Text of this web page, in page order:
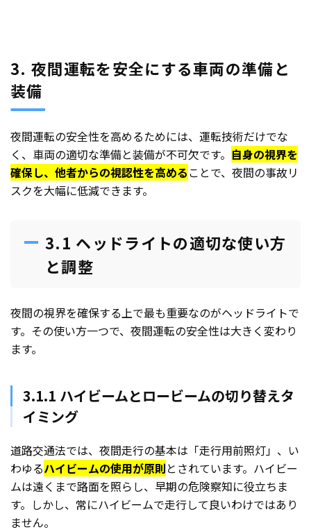
3. 夜間運転を安全にする車両の準備と
装備
夜間運転の安全性を高めるためには、運転技術だけでな
く、車両の適切な準備と装備が不可欠です。 自身の視界を
確保し、他者からの視認性を高めることで、夜間の事故リ
スクを大幅に低減できます。
3.1 ヘッドライトの適切な使い方
と調整
夜間の視界を確保する上で最も重要なのがヘッドライトで
す。その使い方一つで、夜間運転の安全性は大きく変わり
ます。
3.1.1 ハイビームとロービームの切り替えタ
イミング
道路交通法では、夜間走行の基本は「走行用前照灯」、い
わゆるハイビームの使用が原則とされています。ハイビー
ムは遠くまで路面を照らし、早期の危険察知に役立ちま
す。しかし、常にハイビームで走行して良いわけではあり
ません。